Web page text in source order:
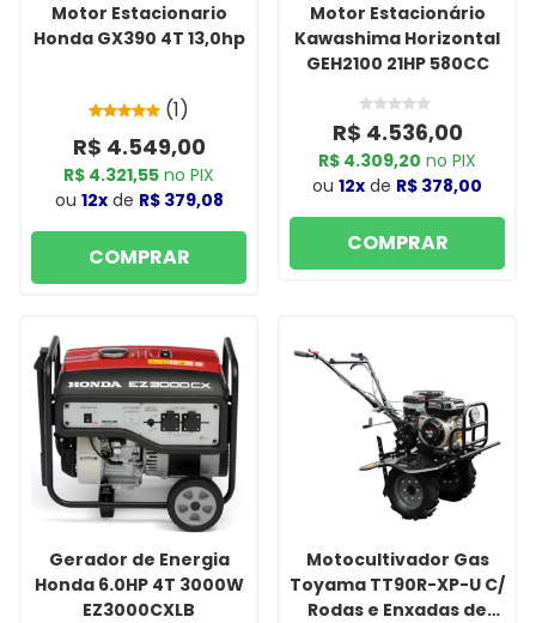
Motor Estacionario
Honda GX390 4T 13,0hp
(1)
R$ 4.549,00
R$ 4.321,55 no PIX
ou 12xde R$ 379,08
COMPRAR
Motor Estacionário
Kawashima Horizontal
GEH2100 21HP 580CC
R$ 4.536,00
R$ 4.309,20 no PIX
ou 12x de R$ 378,00
COMPRAR
Gerador de Energia
Honda 6.0HP 4T 3000W
EZ3000CXLB
Motocultivador Gas
Toyama TT90R-XP-U C/
Rodas e Enxadas de